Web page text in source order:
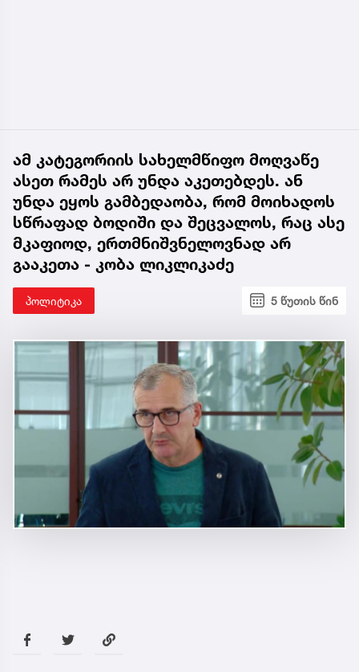
ამ კატეგორიის სახელმწიფო მოღვაწე
ასეთ რამეს არ უნდა აკეთებდეს. ან
უნდა ეყოს გამბედაობა, რომ მოიხადოს
სწრაფად ბოდიში და შეცვალოს, რაც ასე
მკაფიოდ, ერთმნიშვნელოვნად არ
გააკეთა - კობა ლიკლიკაძე
პოლიტიკა 5 წუთის წინ